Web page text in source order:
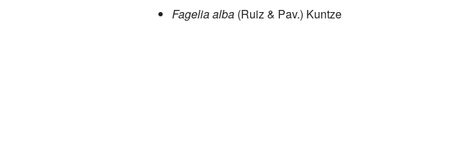
Fagelia alba(Ruiz & Pav.) Kuntze